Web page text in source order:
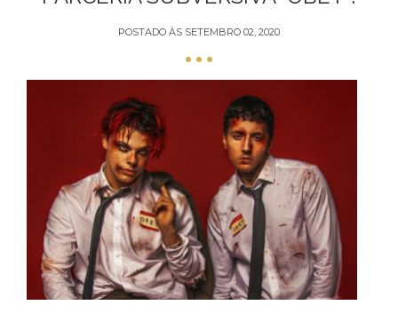
POSTADO ÀS SETEMBRO 02, 2020